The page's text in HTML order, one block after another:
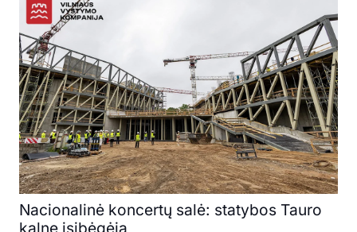
Nacionalinė koncertų salė: statybos Tauro